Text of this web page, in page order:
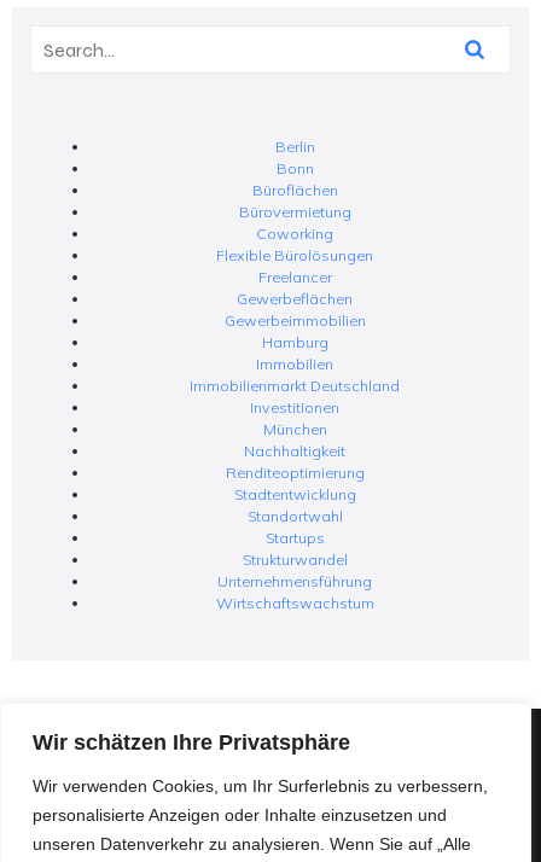
Wir schätzen Ihre Privatsphäre
Wir verwenden Cookies, um Ihr Surferlebnis zu verbessern,
personalisierte Anzeigen oder Inhalte einzusetzen und
unseren Datenverkehr zu analysieren. Wenn Sie auf „Alle
Berlin
Bonn
Büroflächen
Bürovermietung
Coworking
Flexible Bürolösungen
Freelancer
Gewerbeflächen
Gewerbeimmobilien
Hamburg
Immobilien
Immobilienmarkt Deutschland
Investitionen
München
Nachhaltigkeit
Renditeoptimierung
Stadtentwicklung
Standortwahl
Startups
Strukturwandel
Unternehmensführung
Wirtschaftswachstum
Hast Du Fragen oder Anregungen? Schreib uns eine
E-Mail anwebsites@matchoffice.com